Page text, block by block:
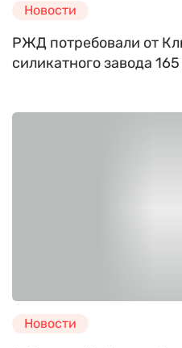
Новости
РЖД потребовали от
силикатного завода
Новости